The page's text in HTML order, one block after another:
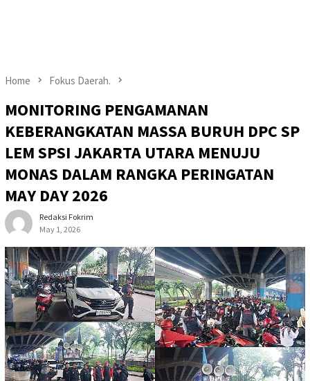
Home Fokus Daerah.
MONITORING PENGAMANAN
KEBERANGKATAN MASSA BURUH DPC SP
LEM SPSI JAKARTA UTARA MENUJU
MONAS DALAM RANGKA PERINGATAN
MAY DAY 2026
Redaksi Fokrim
May 1, 2026